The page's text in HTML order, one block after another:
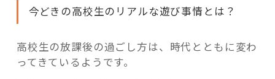
今どきの高校生のリアルな遊び事情とは？
高校生の放課後の過ごし方は、時代とともに変わ
ってきているようです。